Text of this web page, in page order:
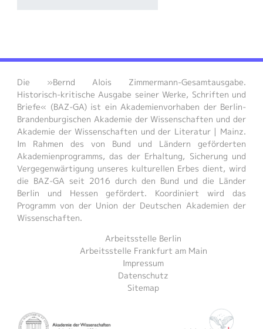
Die
Bernd Alois Zimmermann-Gesamtausgabe.
Historisch-kritische Ausgabe seiner Werke, Schriften und
Briefe
(BAZ-GA) ist ein Akademienvorhaben der Berlin-
Brandenburgischen Akademie der Wissenschaften und der
Akademie der Wissenschaften und der Literatur | Mainz.
Im Rahmen des von Bund und Ländern geförderten
Akademienprogramms, das der Erhaltung, Sicherung und
Vergegenwärtigung unseres kulturellen Erbes dient, wird
die BAZ-GA seit 2016 durch den Bund und die Länder
Berlin und Hessen gefördert. Koordiniert wird das
Programm von der Union der Deutschen Akademien der
Wissenschaften.
Arbeitsstelle Berlin
Arbeitsstelle Frankfurt am Main
Impressum
Datenschutz
Sitemap